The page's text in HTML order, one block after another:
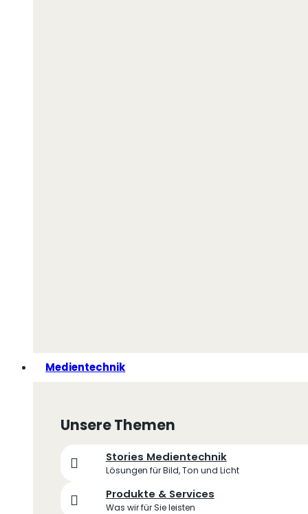
Medientechnik
Unsere Themen
Stories Medientechnik
Lösungen für Bild, Ton und Licht
Produkte & Services
Was wir für Sie leisten